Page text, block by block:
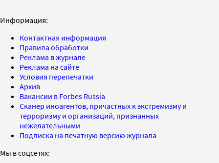
Информация:
Контактная информация
Правила обработки
Реклама в журнале
Реклама на сайте
Условия перепечатки
Архив
Вакансии в Forbes Russia
Сканер иноагентов, причастных к экстремизму и
терроризму и организаций, признанных
нежелательными
Подписка на печатную версию журнала
Мы в соцсетях: